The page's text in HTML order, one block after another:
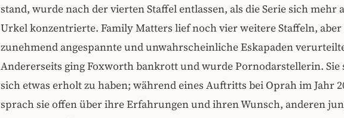
stand, wurde nach der vierten Staffel entlassen, als die Serie sich mehr
Urkel konzentrierte. Family Matters lief noch vier weitere Staffeln,
zunehmend angespannte und unwahrscheinliche Eskapaden
Andererseits ging Foxworth bankrott und wurde Pornodarstellerin. Sie
sich etwas erholt zu haben; während eines Auftritts bei Oprah im Jahr
sprach sie offen über ihre Erfahrungen und ihren Wunsch, anderen